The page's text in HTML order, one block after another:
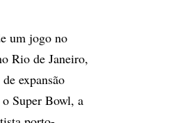
um jogo no
Rio de Janeiro,
expansão
Super Bowl, a